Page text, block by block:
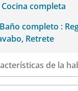
Cocina completa
completo :
Retrete
de la